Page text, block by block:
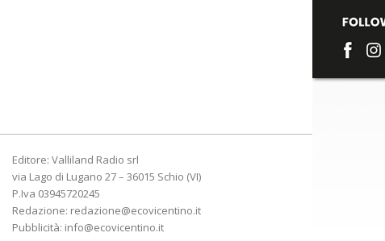
Editore: Valliland Radio srl
via Lago di Lugano 27 – 36015 Schio (VI)
P.Iva 03945720245
Redazione: redazione@ecovicentino.it
Pubblicità: info@ecovicentino.it